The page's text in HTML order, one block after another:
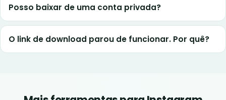
Posso baixar de uma conta privada?
O link de download parou de funcionar. Por quê?